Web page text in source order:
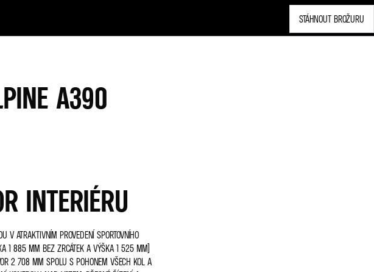
STÁHNOUT BROŽURU
A390
INTERIÉRU
V ATRAKTIVNÍM PROVEDENÍ SPORTOVNÍHO
1 885 MM BEZ ZRCÁTEK A VÝŠKA 1 525 MM)
2 708 MM SPOLU S POHONEM VŠECH KOL A